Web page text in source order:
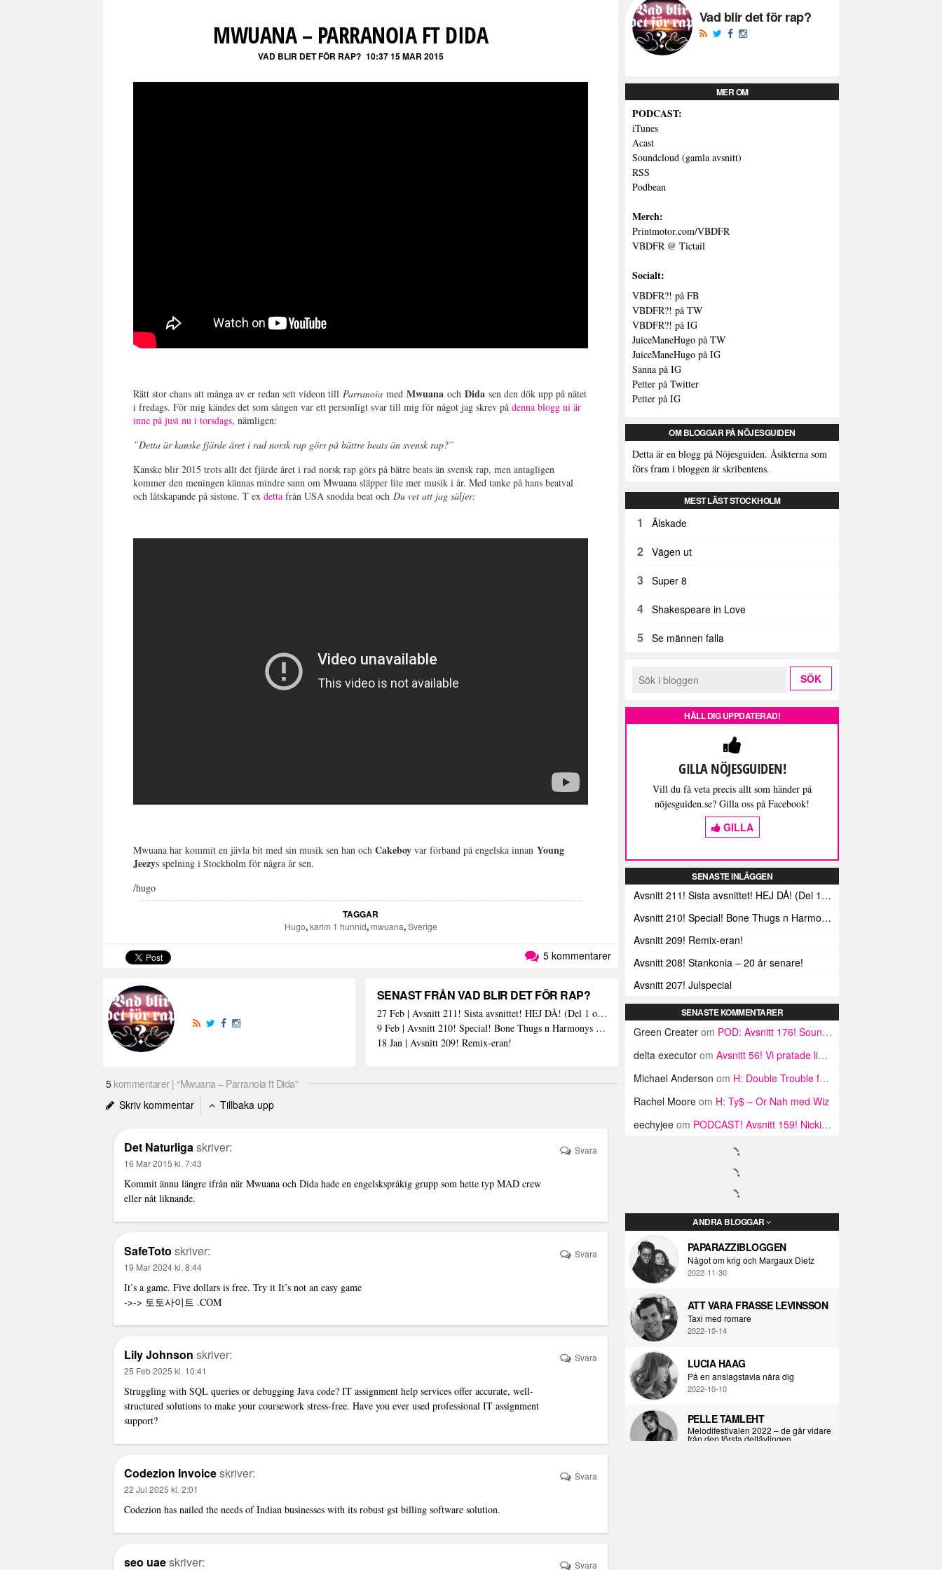
MWUANA – PARRANOIA FT DIDA
VAD BLIR DET FÖR RAP? 10:37 15 MAR 2015
Rätt stor chans att många av er redan sett videon till ParranoiamedMwuanaochDidasen den dök upp på nätet
i fredags. För mig kändes det som sången var ett personligt svar till mig för något jag skrev pådenna blogg ni är
inne på just nu i torsdags, nämligen:
”Detta är kanske fjärde året i rad norsk rap görs på bättre beats än svensk rap?”
Kanske blir 2015 trots allt det fjärde året i rad norsk rap görs på bätre beats än svensk rap, men antagligen
kommer den meningen kännas mindre sann om Mwuana släpper lite mer musik i år. Med tanke på hans beatval
och låtskapande på sistone. T exdetta från USA snodda beat och Du vet att jag säljer:
Mwuana har kommit en jävla bit med sin musik sen han ochCakeboy var förband på engelska innanYoung
Jeezys spelning i Stockholm för några år sen.
/hugo
TAGGAR
Hugo,karim 1 hunnid,mwuana,Sverige
5 kommentarer
SENAST FRÅN VAD BLIR DET FÖR RAP?
27 Feb | Avsnitt 211! Sista avsnittet! HEJ DÅ! (Del 1 och 2)
9 Feb | Avsnitt 210! Special! Bone Thugs n Harmonys album E.1999 Eternal
18 Jan | Avsnitt 209! Remix-eran!
5kommentarer | “Mwuana – Parranoia ft Dida”
Skriv kommentar
Tillbaka upp
Det Naturligaskriver:
16 Mar 2015 kl. 7:43
Kommit ännu längre ifrån när Mwuana och Dida hade en engelskspråkig grupp som hette typ MAD crew
eller nåt liknande.
Svara
SafeToto skriver:
19 Mar 2024 kl. 8:44
It’s a game. Five dollars is free. Try it It’s not an easy game
->-> 토토사이트 .COM
Svara
Lily Johnson skriver:
25 Feb 2025 kl. 10:41
Struggling with SQL queries or debugging Java code? IT assignment help services offer accurate, well-
structured solutions to make your coursework stress-free. Have you ever used professional IT assignment
support?
Svara
Codezion Invoiceskriver:
22 Jul 2025 kl. 2:01
Codezion has nailed the needs of Indian businesses with its robust gst billing software solution.
Svara
seo uaeskriver: Svara
Vad blir det för rap?
MER OM
PODCAST:
iTunes
Acast
Soundcloud (gamla avsnitt)
RSS
Podbean
Merch:
Printmotor.com/VBDFR
VBDFR @ Tictail
Socialt:
VBDFR?! på FB
VBDFR?! på TW
VBDFR?! på IG
JuiceManeHugo på TW
JuiceManeHugo på IG
Sanna på IG
Petter på Twitter
Petter på IG
OM BLOGGAR PÅ NÖJESGUIDEN
Detta är en blogg på Nöjesguiden. Åsikterna som
förs fram i bloggen är skribentens.
MEST LÄST STOCKHOLM
1 Älskade
2 Vägen ut
3 Super 8
4 Shakespeare in Love
5 Se männen falla
HÅLL DIG UPPDATERAD!
GILLA NÖJESGUIDEN!
Vill du få veta precis allt som händer på
nöjesguiden.se? Gilla oss på Facebook!
GILLA
SENASTE INLÄGGEN
Avsnitt 211! Sista avsnittet! HEJ DÅ! (Del 1 och 2)
Avsnitt 210! Special! Bone Thugs n Harmonys album E.1999 Eternal
Avsnitt 209! Remix-eran!
Avsnitt 208! Stankonia – 20 år senare!
Avsnitt 207! Julspecial
SENASTE KOMMENTARER
Green Creater om POD: Avsnitt 176! Soundcloud rap is dead feat Kristoffer Viita
delta executor om Avsnitt 56! Vi pratade live om namn
Michael Anderson om H: Double Trouble från Baton Rouge
Rachel Moore om H: Ty$ – Or Nah med Wiz
eechyjee om PODCAST! Avsnitt 159! Nicki Minaj-specialen!
ANDRA BLOGGAR
PAPARAZZIBLOGGEN
Något om krig och Margaux Dietz
2022-11-30
ATT VARA FRASSE LEVINSSON
Taxi med romare
2022-10-14
LUCIA HAAG
På en anslagstavla nära dig
2022-10-10
PELLE TAMLEHT
Melodifestivalen 2022 – de går vidare
från den första deltävlingen